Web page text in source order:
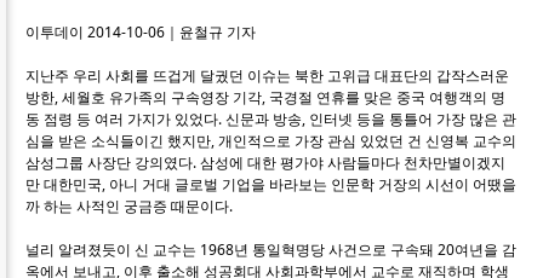
이투데이 2014-10-06｜윤철규 기자
지난주 우리 사회를 뜨겁게 달궜던 이슈는 북한 고위급 대표단의 갑작스러운
방한, 세월호 유가족의 구속영장 기각, 국경절 연휴를 맞은 중국 여행객의 명
동 점령 등 여러 가지가 있었다. 신문과 방송, 인터넷 등을 통틀어 가장 많은 관
심을 받은 소식들이긴 했지만, 개인적으로 가장 관심 있었던 건 신영복 교수의
삼성그룹 사장단 강의였다. 삼성에 대한 평가야 사람들마다 천차만별이겠지
만 대한민국, 아니 거대 글로벌 기업을 바라보는 인문학 거장의 시선이 어땠을
까 하는 사적인 궁금증 때문이다.
널리 알려졌듯이 신 교수는 1968년 통일혁명당 사건으로 구속돼 20여년을 감
옥에서 보내고, 이후 출소해 성공회대 사회과학부에서 교수로 재직하며 학생